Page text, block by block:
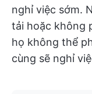
nghỉ việc sớm.
tải hoặc không
họ không thể
cùng sẽ nghỉ